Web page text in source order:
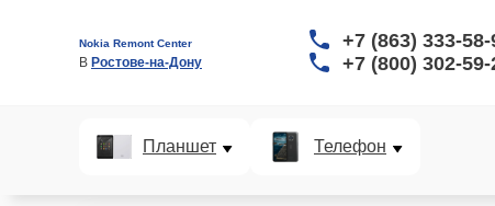
Nokia Remont Center
В Ростове-на-Дону
+7 (863) 333-58-
+7 (800) 302-59-
Планшет Телефон